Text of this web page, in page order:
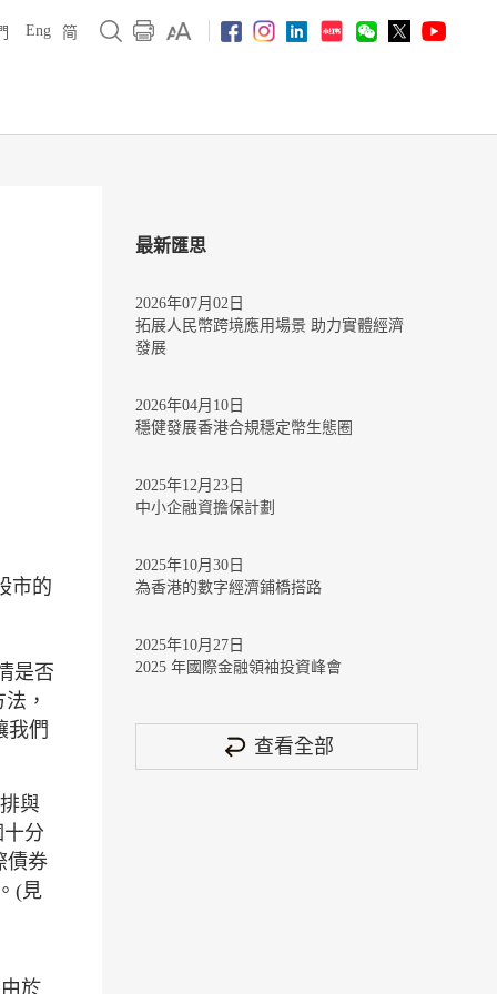
Eng 简
市的
是否
，
我們
與
分
債券
(見
於
最新匯思
2026年07月02日
拓展人民幣跨境應用場景 助力實體經濟
發展
2026年04月10日
穩健發展香港合規穩定幣生態圈
2025年12月23日
中小企融資擔保計劃
2025年10月30日
為香港的數字經濟鋪橋搭路
2025年10月27日
2025 年國際金融領袖投資峰會
查看全部